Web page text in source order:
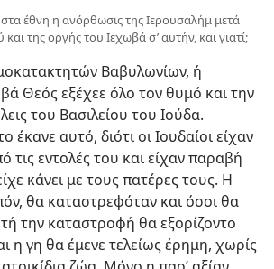
στα έθνη η ανόρθωσις της Ιερουσαλήμ μετά
της οργής του Ιεχωβά σ’ αυτήν, και γιατί;
Βαβυλωνίων, ή
Θεός εξέχεε όλο τον θυμό και την
του Βασιλείου του Ιούδα.
έκανε αυτό, διότι οι Ιουδαίοι είχαν
εντολές του και είχαν παραβή
κάνει με τους πατέρες τους. Η
θα καταστρεφόταν και όσοι θα
την καταστροφή θα εξορίζοντο
η γη θα έμενε τελείως έρημη, χωρίς